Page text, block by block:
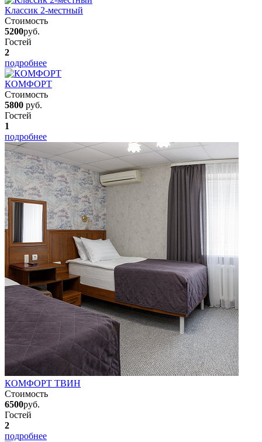
Классик 2-местный
Стоимость
5200руб.
Гостей
2
подробнее
КОМФОРТ
Стоимость
5800 руб.
Гостей
1
подробнее
КОМФОРТ ТВИН
Стоимость
6500руб.
Гостей
2
подробнее